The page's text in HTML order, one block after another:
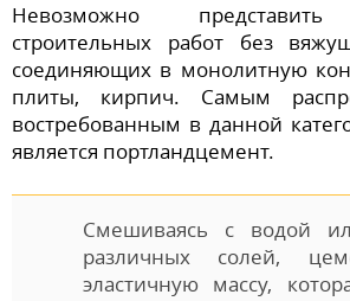
Невозможно представить
строительных работ без
соединяющих в монолитную
плиты, кирпич. Самым
востребованным в данной
является портландцемент.
Смешиваясь с водой
различных солей,
эластичную массу,